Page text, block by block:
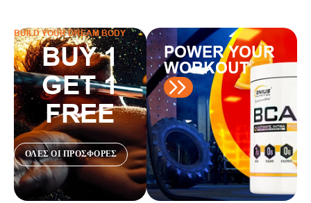
BUILD YOUR DREAM BODY
BUY 1
GET 1
FREE
ΟΛΕΣ ΟΙ ΠΡΟΣΦΟΡΕΣ
POWER YOUR
WORKOUT